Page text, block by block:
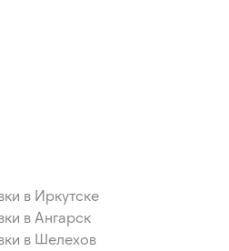
в Иркутске
в Ангарск
в Шелехов